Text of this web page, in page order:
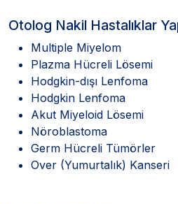
Otolog Nakil Hastalıklar
Multiple Miyelom
Plazma Hücreli Lösemi
Hodgkin-dışı Lenfoma
Hodgkin Lenfoma
Akut Miyeloid Lösemi
Nöroblastoma
Germ Hücreli Tümörler
Over (Yumurtalık) Kanseri